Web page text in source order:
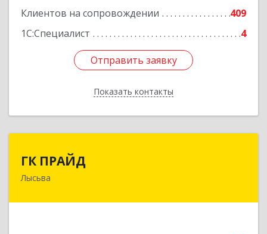
Клиентов на сопровождении
409
1С:Специалист
4
Отправить заявку
Показать контакты
Отправить заявку
Назад
ГК ПРАЙД
Лысьва618909, Пермский край, Лысьва г, Репина ул,